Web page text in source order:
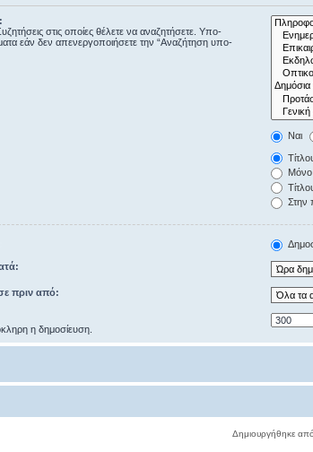
στις οποίες θέλετε να αναζητήσετε. Υπο-
εάν δεν απενεργοποιήσετε την “Αναζήτηση υπο-
Ναι
Μόνο
Στην
πριν από:
η δημοσίευση.
Δημιουργήθηκε από